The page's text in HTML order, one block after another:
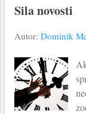
Sila novosti
Autor: Dominik